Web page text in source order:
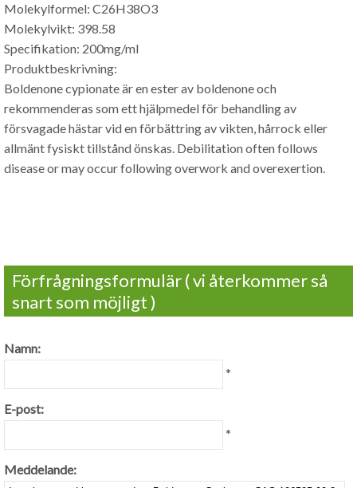
Molekylformel: C26H38O3
Molekylvikt: 398.58
Specifikation: 200mg/ml
Produktbeskrivning:
Boldenone cypionate är en ester av boldenone och
rekommenderas som ett hjälpmedel för behandling av
försvagade hästar vid en förbättring av vikten, hårrock eller
allmänt fysiskt tillstånd önskas. Debilitation often follows
disease or may occur following overwork and overexertion.
Förfrågningsformulär ( vi återkommer så
snart som möjligt )
Namn:
*
E-post:
*
Meddelande: